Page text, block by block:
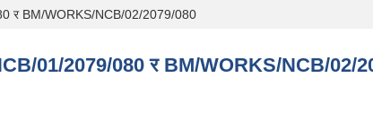
र BM/WORKS/NCB/02/2079/080
01/2079/080 र BM/WORKS/NCB/02/